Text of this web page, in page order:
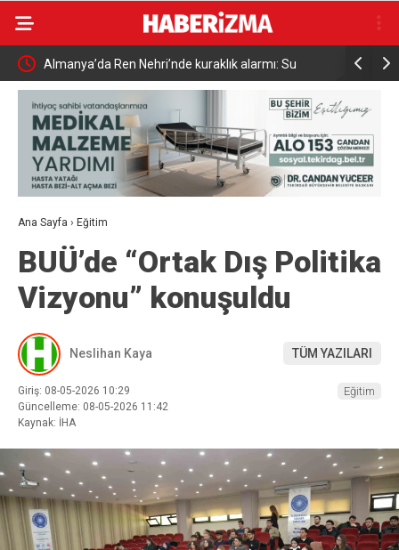
Almanya’da Ren Nehri’nde kuraklık alarmı: Su
seviyesinde tarihi düşüş yaşandı
Uludağ’da
Ana Sayfa › Eğitim
BUÜ’de “Ortak Dış Politika
Vizyonu” konuşuldu
Neslihan Kaya TÜM YAZILARI
Giriş: 08-05-2026 10:29
Güncelleme: 08-05-2026 11:42
Kaynak: İHA
Eğitim